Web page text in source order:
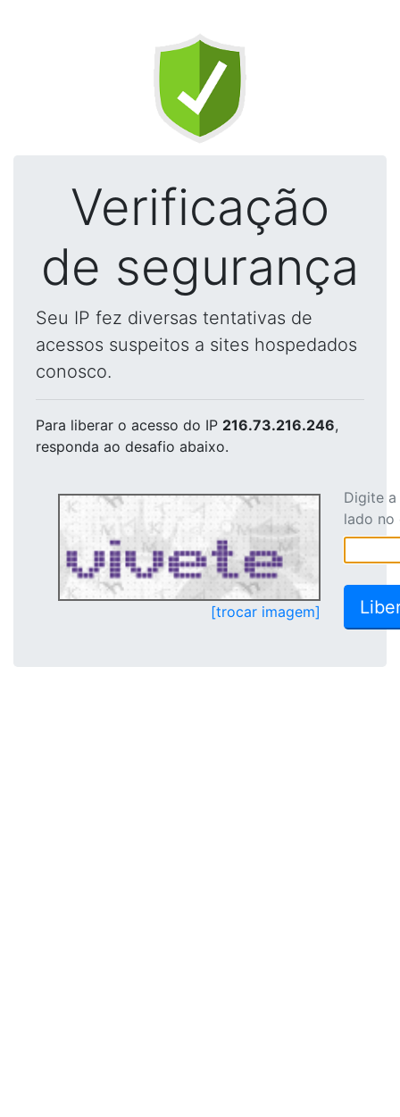
Verificação
de segurança
Seu IP fez diversas tentativas de
acessos suspeitos a sites hospedados
conosco.
Para liberar o acesso do IP 216.73.216.246,
responda ao desafio abaixo.
[trocar imagem]
Digite
lado no